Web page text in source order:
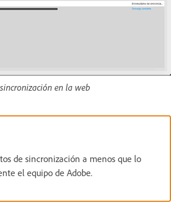
en la web
de sincronización a menos que lo
el equipo de Adobe.